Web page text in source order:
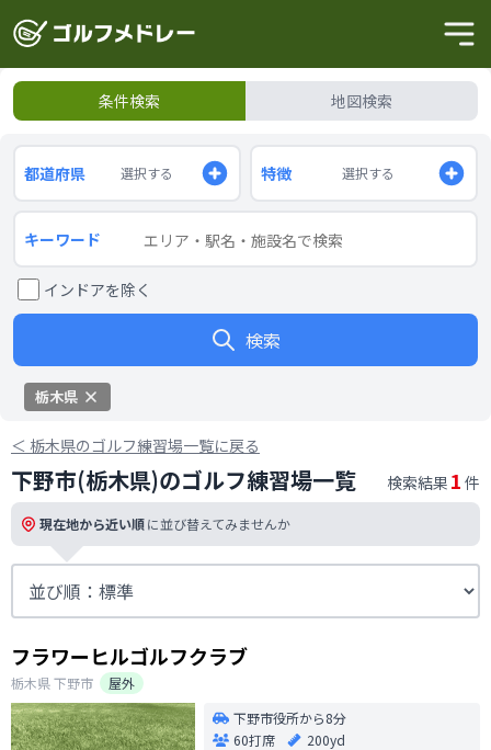
条件検索 地図検索
都道府県 選択する 特徴 選択する
キーワード
インドアを除く
検索
栃木県
＜ 栃木県のゴルフ練習場一覧に戻る
下野市(栃木県)のゴルフ練習場一覧 検索結果 1 件
現在地から近い順に並び替えてみませんか
フラワーヒルゴルフクラブ
栃木県下野市
屋外
下野市役所から8分
60打席
200yd